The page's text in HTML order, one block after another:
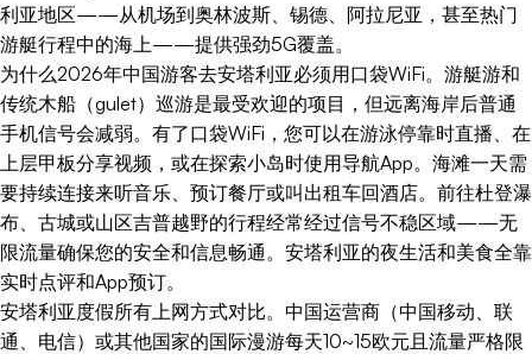
利亚地区——从机场到奥林波斯、锡德、阿拉尼亚，甚至热门
游艇行程中的海上——提供强劲5G覆盖。
为什么2026年中国游客去安塔利亚必须用口袋WiFi。游艇游和
传统木船（gulet）巡游是最受欢迎的项目，但远离海岸后普通
手机信号会减弱。有了口袋WiFi，您可以在游泳停靠时直播、在
上层甲板分享视频，或在探索小岛时使用导航App。海滩一天需
要持续连接来听音乐、预订餐厅或叫出租车回酒店。前往杜登瀑
布、古城或山区吉普越野的行程经常经过信号不稳区域——无
限流量确保您的安全和信息畅通。安塔利亚的夜生活和美食全靠
实时点评和App预订。
安塔利亚度假所有上网方式对比。中国运营商（中国移动、联
通、电信）或其他国家的国际漫游每天10~15欧元且流量严格限